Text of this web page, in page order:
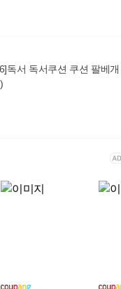
독서 독서쿠션 쿠션 팔베개